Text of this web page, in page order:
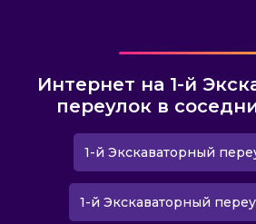
Интернет на 1-й
переулок в
1-й Экскаваторный
1-й Экскаваторный